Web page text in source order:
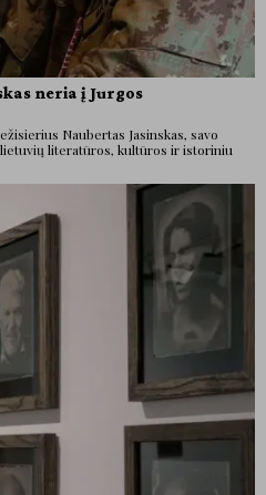
neria į Jurgos
Naubertas Jasinskas, savo
literatūros, kultūros ir istoriniu